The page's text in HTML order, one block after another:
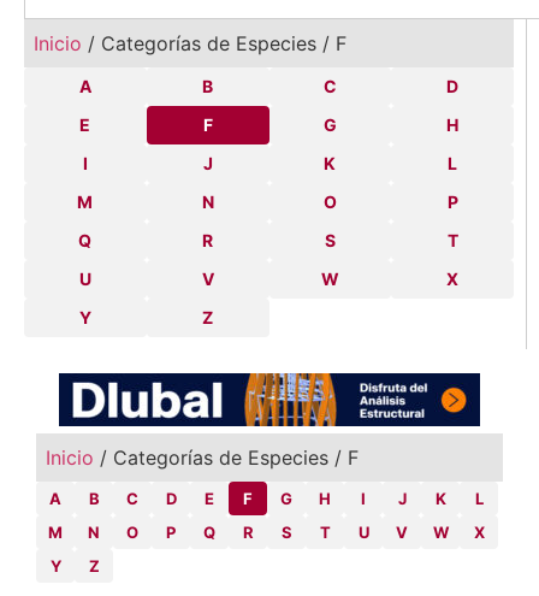
Inicio / Categorías de Especies / F
A B C
D
E
F G
H
I
J K
L
M
N O
P
Q
R S
T
U
V W
X
Y
Z
Inicio / Categorías de Especies / F
A B C D E F G H I J K
L
M
N O P Q R S T U V W
X
Y
Z